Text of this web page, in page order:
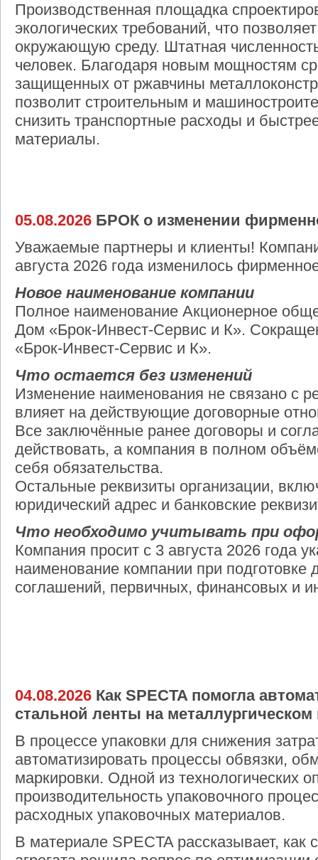
Производственная площадка
экологических требований, что
окружающую среду. Штатная
человек. Благодаря новым мощностям
защищенных от ржавчины
позволит строительным и
снизить транспортные расходы и
материалы.
05.08.2026 БРОК о изменении
Уважаемые партнеры и клиенты!
августа 2026 года изменилось
Новое наименование компании
Полное наименование Акционерное
Дом «Брок-Инвест-Сервис и К».
«Брок-Инвест-Сервис и К».
Что остается без изменений
Изменение наименования не связано с
влияет на действующие договорные
Все заключённые ранее договоры и
действовать, а компания в полном
себя обязательства.
Остальные реквизиты организации,
юридический адрес и банковские
Что необходимо учитывать при
Компания просит с 3 августа 2026 года
наименование компании при подготовке
соглашений, первичных, финансовых и
04.08.2026 Как SPECTA помогла
стальной ленты на металлургическом
В процессе упаковки для снижения
автоматизировать процессы обвязки,
маркировки. Одной из технологических
производительность упаковочного
расходных упаковочных материалов.
В материале SPECTA рассказывает, как